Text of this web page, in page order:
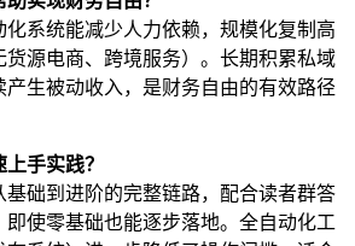
化系统能减少人力依赖，规模化复制高
货源电商、跨境服务）。长期积累私域
产生被动收入，是财务自由的有效路径
手实践？
基础到进阶的完整链路，配合读者群答
即使零基础也能逐步落地。全自动化工